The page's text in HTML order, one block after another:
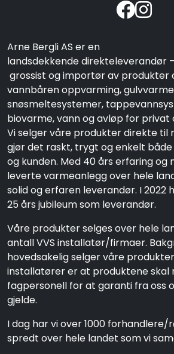
Arne Bergli AS er en
landsdekkende direkteleverandør –
grossist og importør av produkter
vannbåren oppvarming,
snøsmeltesystemer,
biovarme, vann og avløp for
Vi selger våre produkter direkte til
gjør det raskt, trygt og enkelt
og kunden. Med 40 års erfaring og
leverte varmeanlegg over hele
solid og erfaren leverandør. I 2022
25 års jubileum som leverandør.
Våre produkter selges over hele
antall VVS installatør/firmaer.
hovedsakelig selger våre
installatører er at produktene skal
fagpersonell for at garanti fra oss
gjelde.
I dag har vi over 1000
spredt over hele landet som vi